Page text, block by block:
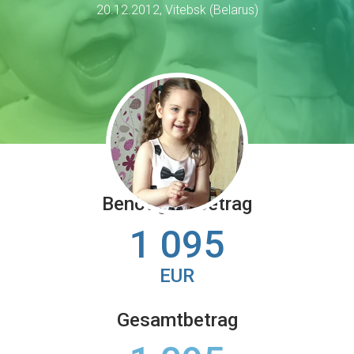
20.12.2012, Vitebsk (Belarus)
Benötigter Betrag
1 095
EUR
Gesamtbetrag